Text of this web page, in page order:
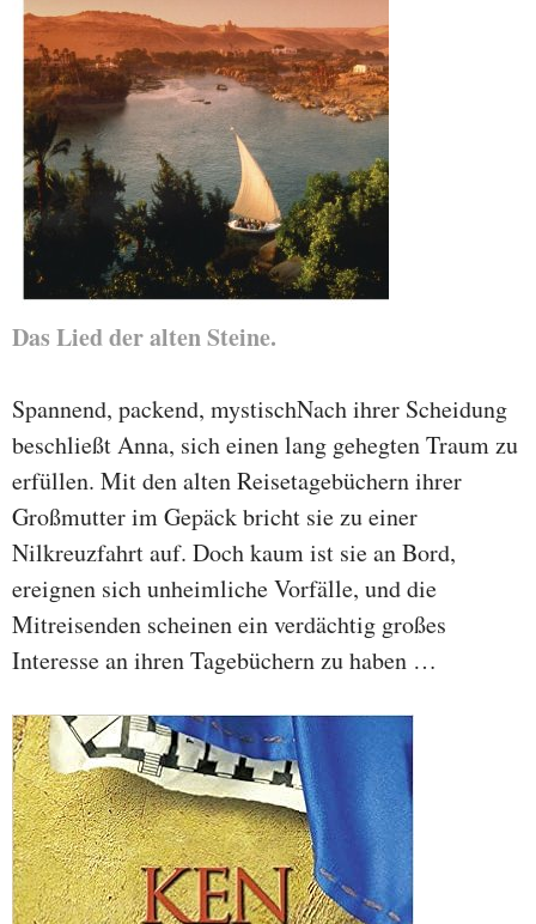
Das Lied der alten Steine.
Spannend, packend, mystischNach ihrer Scheidung
beschließt Anna, sich einen lang gehegten Traum zu
erfüllen. Mit den alten Reisetagebüchern ihrer
Großmutter im Gepäck bricht sie zu einer
Nilkreuzfahrt auf. Doch kaum ist sie an Bord,
ereignen sich unheimliche Vorfälle, und die
Mitreisenden scheinen ein verdächtig großes
Interesse an ihren Tagebüchern zu haben …